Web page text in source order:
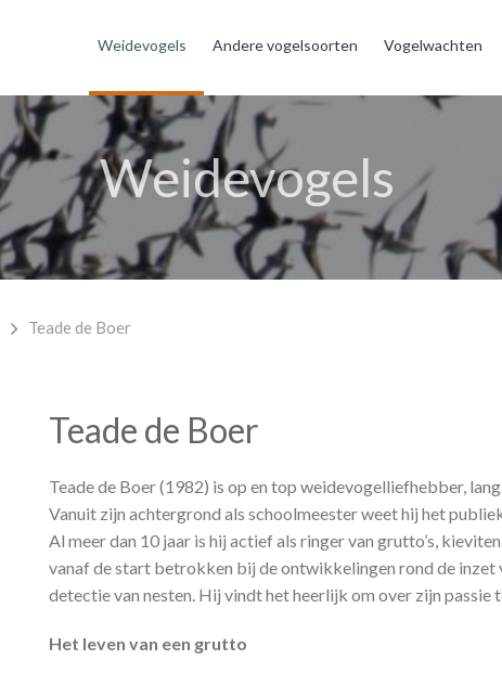
Weidevogels Andere vogelsoorten Vogelwachten
Weidevogels
Teade de Boer
Teade de Boer
Teade de Boer (1982) is op en top weidevogelliefhebber,
Vanuit zijn achtergrond als schoolmeester weet hij het
Al meer dan 10 jaar is hij actief als ringer van grutto’s,
vanaf de start betrokken bij de ontwikkelingen rond de inzet
detectie van nesten. Hij vindt het heerlijk om over zijn
Het leven van een grutto